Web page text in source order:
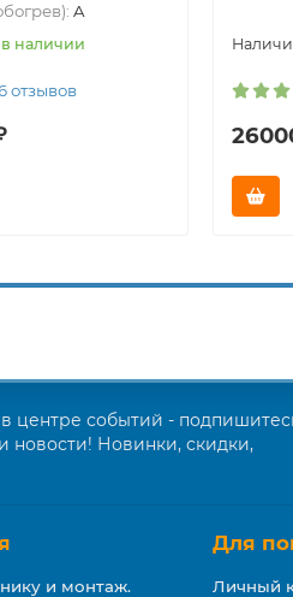
A
в наличии
отзывов
в центре событий -
новости! Новинки, скидки,
и монтаж.
Для
Личный